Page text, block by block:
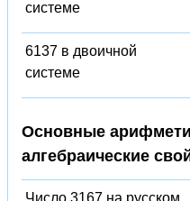
системе
6137 в двоичной
системе
Основные
алгебраические
Число 3167 на русском